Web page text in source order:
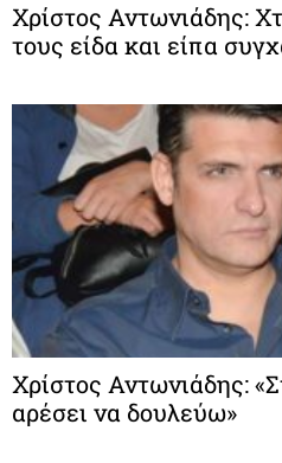
Χρίστος Αντωνιάδης:
τους είδα και είπα
Χρίστος Αντωνιάδης:
αρέσει να δουλεύω»